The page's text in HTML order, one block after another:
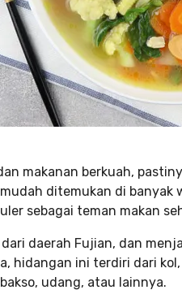
makanan berkuah,
ditemukan di
sebagai teman makan
daerah Fujian, dan
hidangan ini terdiri dari
udang, atau lainnya.